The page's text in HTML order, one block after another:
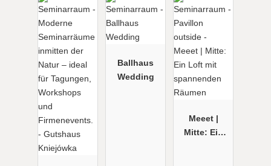
Ballhaus
Wedding
Meeet |
Mitte: Ein